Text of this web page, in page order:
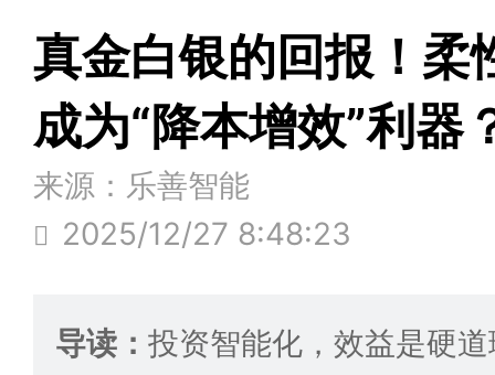
真金白银的回报！柔
成为“降本增效”利器
来源：乐善智能
2025/12/27 8:48:23
导读： 投资智能化，效益是硬